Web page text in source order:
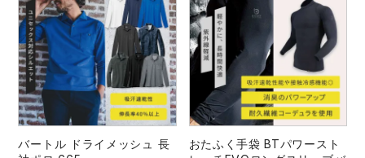
バートル ドライメッシュ 長
おたふく手袋 BTパワースト